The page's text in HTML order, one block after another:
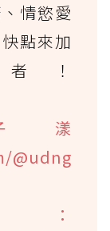
情慾愛
點來加
！
漾
@udng